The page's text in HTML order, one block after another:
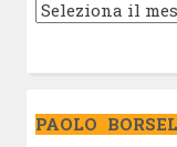
PAOLO